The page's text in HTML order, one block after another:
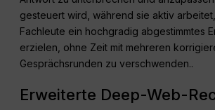
gesteuert wird, während sie aktiv
Fachleute ein hochgradig abgestimmtes
erzielen, ohne Zeit mit mehreren
Gesprächsrunden zu verschwenden..
Erweiterte Deep-Web-